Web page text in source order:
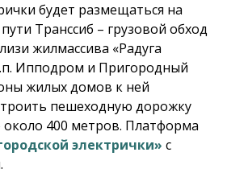
будет размещаться на
Транссиб – грузовой обход
жилмассива «Радуга
Ипподром и Пригородный
жилых домов к ней
пешеходную дорожку
400 метров. Платформа
электрички» с